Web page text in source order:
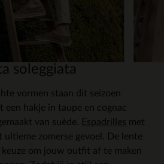
soleggiata
vormen staan dit seizoen
een hakje in taupe en cognac
van suède. Espadrilles met
zomerse gevoel. De lente
om jouw outfit af te maken